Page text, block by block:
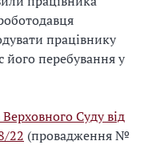
працівнику
його перебування у
Суду від
22 (провадження №